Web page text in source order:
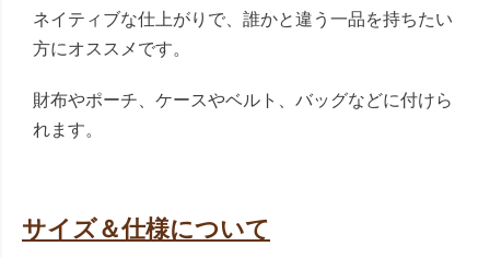
ネイティブな仕上がりで、誰かと違う一品を持ちたい
方にオススメです。
財布やポーチ、ケースやベルト、バッグなどに付けら
れます。
サイズ＆仕様について